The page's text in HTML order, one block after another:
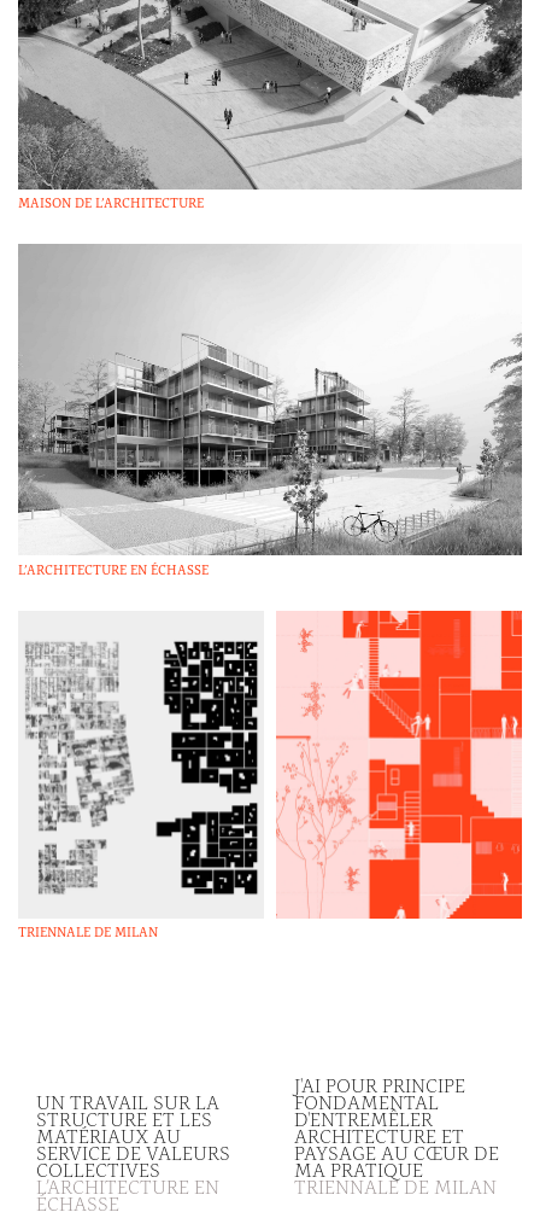
MAISON DE L’ARCHITECTURE
L’ARCHITECTURE EN ÉCHASSE
TRIENNALE DE MILAN
UN TRAVAIL SUR LA
STRUCTURE ET LES
MATÉRIAUX AU
SERVICE DE VALEURS
COLLECTIVES
L’ARCHITECTURE EN
ÉCHASSE
J'AI POUR PRINCIPE
FONDAMENTAL
D'ENTREMÊLER
ARCHITECTURE ET
PAYSAGE AU CŒUR DE
MA PRATIQUE
TRIENNALE DE MILAN